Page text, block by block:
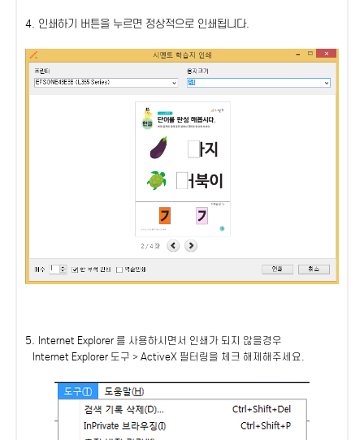
4. 인쇄하기 버튼을 누르면 정상적으로 인쇄됩니다.
5. Internet Explorer 를 사용하시면서 인쇄가 되지 않을경우
Internet Explorer 도구 > ActiveX 필터링을 체크 해제해주세요.